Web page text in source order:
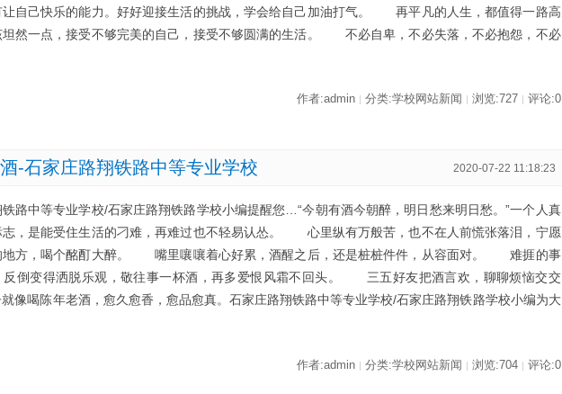
让自己快乐的能力。好好迎接生活的挑战，学会给自己加油打气。 再平凡的人生，都值得一路高
坦然一点，接受不够完美的自己，接受不够圆满的生活。 不必自卑，不必失落，不必抱怨，不必
作者:admin | 分类:学校网站新闻 | 浏览:727 | 评论:0
-石家庄路翔铁路中等专业学校 2020-07-22 11:18:23
路中等专业学校/石家庄路翔铁路学校小编提醒您…“今朝有酒今朝醉，明日愁来明日愁。”一个人真
志，是能受住生活的刁难，再难过也不轻易认怂。 心里纵有万般苦，也不在人前慌张落泪，宁愿
地方，喝个酩酊大醉。 嘴里嚷嚷着心好累，酒醒之后，还是桩桩件件，从容面对。 难捱的事
反倒变得洒脱乐观，敬往事一杯酒，再多爱恨风霜不回头。 三五好友把酒言欢，聊聊烦恼交交
像喝陈年老酒，愈久愈香，愈品愈真。石家庄路翔铁路中等专业学校/石家庄路翔铁路学校小编为大
作者:admin | 分类:学校网站新闻 | 浏览:704 | 评论:0